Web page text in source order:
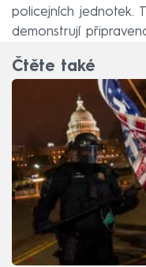
policejních jednotek.
demonstrují
Čtěte také